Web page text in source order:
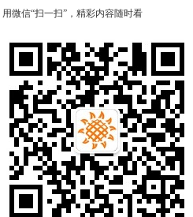
用微信“扫一扫”，精彩内容随时看